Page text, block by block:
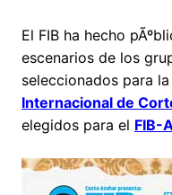
El FIB ha hecho
escenarios de los
seleccionados para la
Internacional de
elegidos para el FIB-